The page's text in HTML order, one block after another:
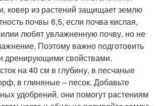
ковер из растений защищает землю
почвы 6,5, если почва кислая,
любят увлажненную почву, но не
Поэтому важно подготовить
дренирующими свойствами.
на 40 см в глубину, в песчаные
в глиняные – песок. Добавьте
удобрений, они помогут растениям